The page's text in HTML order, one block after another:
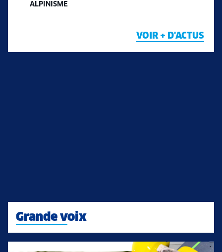
ALPINISME
VOIR + D'ACTUS
Grande voix